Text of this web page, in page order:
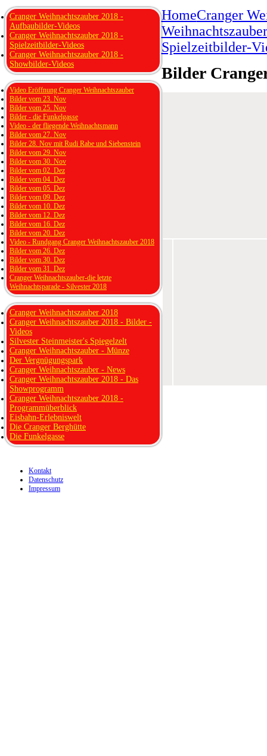
HomeCranger
Spielzeitbilder-
Bilder
Cranger Weihnachtszauber 2018 -
Aufbaubilder-Videos
Cranger Weihnachtszauber 2018 -
Spielzeitbilder-Videos
Cranger Weihnachtszauber 2018 -
Showbilder-Videos
Video Eröffnung Cranger Weihnachtszauber
Bilder vom 23. Nov
Bilder vom 25. Nov
Bilder - die Funkelgasse
Video - der fliegende Weihnachtsmann
Bilder vom 27. Nov
Bilder 28. Nov mit Rudi Rabe und Siebenstein
Bilder vom 29. Nov
Bilder vom 30. Nov
Bilder vom 02. Dez
Bilder vom 04. Dez
Bilder vom 05. Dez
Bilder vom 09. Dez
Bilder vom 10. Dez
Bilder vom 12. Dez
Bilder vom 16. Dez
Bilder vom 20. Dez
Video - Rundgang Cranger Weihnachtszauber 2018
Bilder vom 26. Dez
Bilder vom 30. Dez
Bilder vom 31. Dez
Cranger Weihnachtszauber-die letzte
Weihnachtsparade - Silvester 2018
Cranger Weihnachtszauber 2018
Cranger Weihnachtszauber 2018 - Bilder -
Videos
Silvester Steinmeister's Spiegelzelt
Cranger Weihnachtszauber - Münze
Der Vergnügungspark
Cranger Weihnachtszauber - News
Cranger Weihnachtszauber 2018 - Das
Showprogramm
Cranger Weihnachtszauber 2018 -
Programmüberblick
Eisbahn-Erlebniswelt
Die Cranger Berghütte
Die Funkelgasse
Kontakt
Datenschutz
Impressum